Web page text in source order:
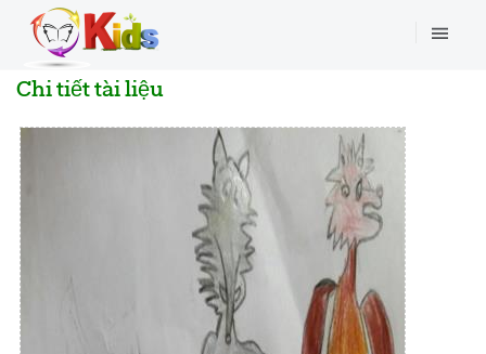
Chi tiết tài liệu